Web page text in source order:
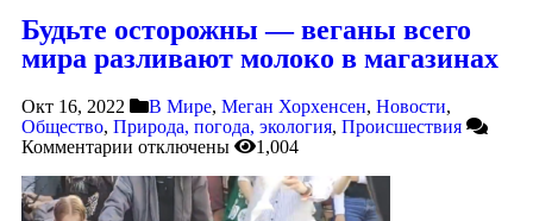
Будьте осторожны — веганы всего
мира разливают молоко в магазинах
Окт 16, 2022 В Мире, Меган Хорхенсен, Новости,
Общество, Природа, погода, экология, Происшествия
Комментарии отключены 1,004